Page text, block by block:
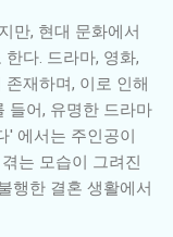
만, 현대 문화에서
다. 드라마, 영화,
재하며, 이로 인해
들어, 유명한 드라마
' 에서는 주인공이
는 모습이 그려진
행한 결혼 생활에서